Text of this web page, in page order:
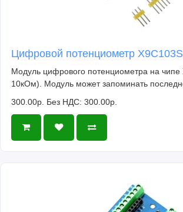
Цифровой потенциометр
Модуль цифрового потенциометра на чипе
10кОм). Модуль может запоминать
300.00р. Без НДС: 300.00р.